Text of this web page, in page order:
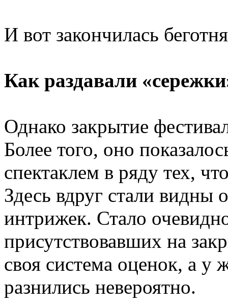
И вот закончилась
Как раздавали
Однако закрытие
Более того, оно
спектаклем в ряду тех,
Здесь вдруг стали видны
интрижек. Стало
присутствовавших на
своя система оценок, а
разнились невероятно.